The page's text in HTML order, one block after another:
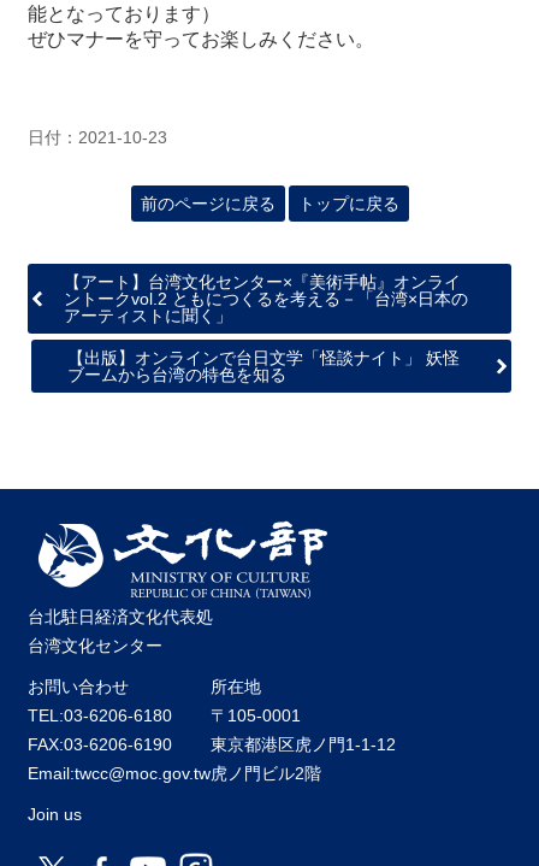
能となっております）
ぜひマナーを守ってお楽しみください。
日付：2021-10-23
前のページに戻る トップに戻る
【アート】台湾文化センター×『美術手帖』オンライ
ントークvol.2 ともにつくるを考える－「台湾×日本の
アーティストに聞く」
【出版】オンラインで台日文学「怪談ナイト」 妖怪
ブームから台湾の特色を知る
台北駐日経済文化代表処
台湾文化センター
お問い合わせ
TEL:03-6206-6180
FAX:03-6206-6190
Email:twcc@moc.gov.tw
所在地
〒105-0001
東京都港区虎ノ門1-1-12
虎ノ門ビル2階
Join us